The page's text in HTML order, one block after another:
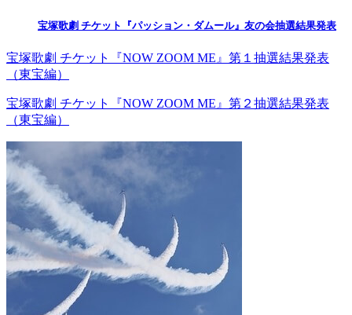
宝塚歌劇 チケット『パッション・ダムール』友の会抽選結果発表
宝塚歌劇 チケット『NOW ZOOM ME』第１抽選結果発表
（東宝編）
宝塚歌劇 チケット『NOW ZOOM ME』第２抽選結果発表
（東宝編）